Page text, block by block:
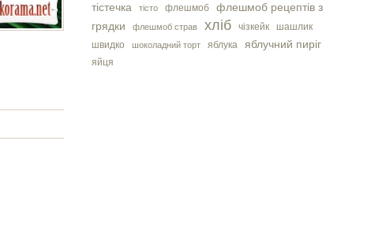
тістечка тісто флешмоб
флешмоб рецептів з
грядки
флешмоб страв хліб чізкейк
шашлик
швидко
шоколадний торт яблука яблучний пиріг
яйця